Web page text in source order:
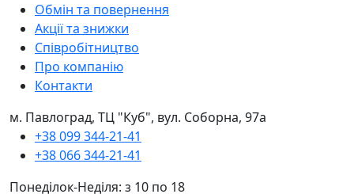
Обмін та повернення
Акції та знижки
Співробітництво
Про компанію
Контакти
м. Павлоград, ТЦ "Куб", вул. Соборна, 97а
+38 099 344-21-41
+38 066 344-21-41
Понеділок-Неділя: з 10 по 18